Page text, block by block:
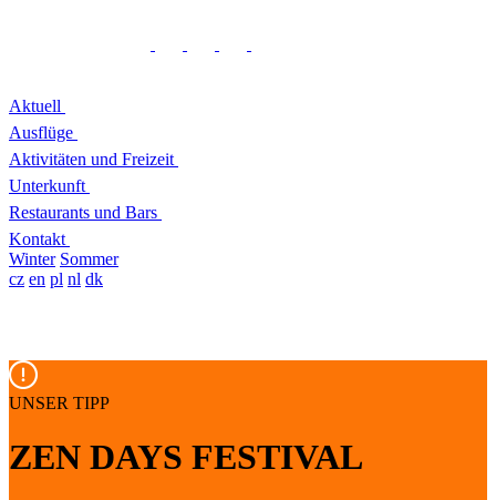
Aktuell
Ausflüge
Aktivitäten und Freizeit
Unterkunft
Restaurants und Bars
Kontakt
Winter Sommer
cz en pl nl dk
UNSER TIPP
ZEN DAYS FESTIVAL